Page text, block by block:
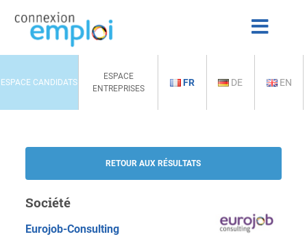
ESPACE CANDIDATS
ESPACE
ENTREPRISES
FR DE EN
RETOUR AUX RÉSULTATS
Société
Eurojob-Consulting